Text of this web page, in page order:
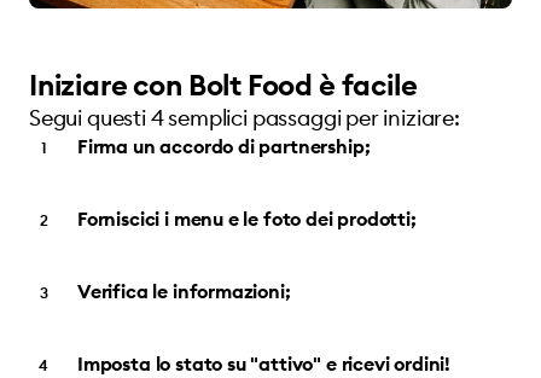
Iniziare con Bolt Food è facile
Segui questi 4 semplici passaggi per iniziare:
Firma un accordo di partnership;
Forniscici i menu e le foto dei prodotti;
Verifica le informazioni;
Imposta lo stato su "attivo" e ricevi ordini!